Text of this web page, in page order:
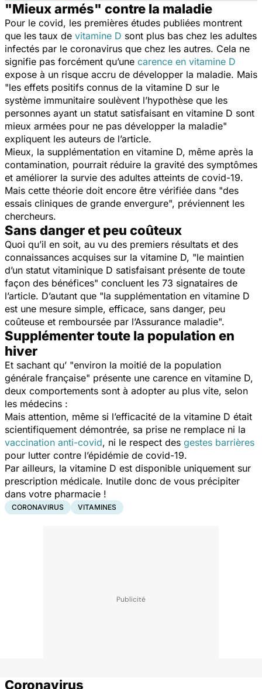
"Mieux armés" contre la maladie
Pour le covid, les premières études publiées montrent
que les taux de vitamine D sont plus bas chez les adultes
infectés par le coronavirus que chez les autres. Cela ne
signifie pas forcément qu’une carence en vitamine D
expose à un risque accru de développer la maladie. Mais
"les effets positifs connus de la vitamine D sur le
système immunitaire soulèvent l’hypothèse que les
personnes ayant un statut satisfaisant en vitamine D sont
mieux armées pour ne pas développer la maladie"
expliquent les auteurs de l’article.
Mieux, la supplémentation en vitamine D, même après la
contamination, pourrait réduire la gravité des symptômes
et améliorer la survie des adultes atteints de covid-19.
Mais cette théorie doit encore être vérifiée dans "des
essais cliniques de grande envergure", préviennent les
chercheurs.
Sans danger et peu coûteux
Quoi qu’il en soit, au vu des premiers résultats et des
connaissances acquises sur la vitamine D, "le maintien
d’un statut vitaminique D satisfaisant présente de toute
façon des bénéfices" concluent les 73 signataires de
l’article. D’autant que "la supplémentation en vitamine D
est une mesure simple, efficace, sans danger, peu
coûteuse et remboursée par l’Assurance maladie".
Supplémenter toute la population en
hiver
Et sachant qu’ "environ la moitié de la population
générale française" présente une carence en vitamine D,
deux comportements sont à adopter au plus vite, selon
les médecins :
Mais attention, même si l’efficacité de la vitamine D était
scientifiquement démontrée, sa prise ne remplace ni la
vaccination anti-covid, ni le respect des gestes barrières
pour lutter contre l’épidémie de covid-19.
Par ailleurs, la vitamine D est disponible uniquement sur
prescription médicale. Inutile donc de vous précipiter
dans votre pharmacie !
CORONAVIRUS VITAMINES
Coronavirus